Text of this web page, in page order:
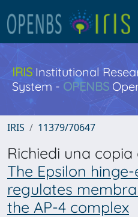
IRISInstitutional
System - OPENBS
IRIS 11379/70647
Richiedi una
The Epsilon
regulates
the AP-4 complex